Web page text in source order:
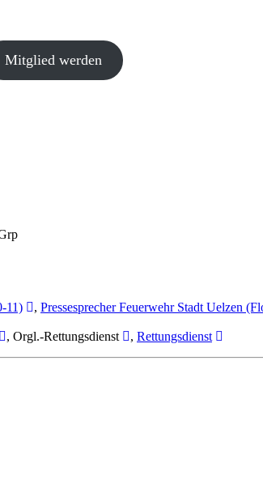
Mitglied werden
11) , Pressesprecher Feuerwehr Stadt Uelzen
, Orgl.-Rettungsdienst , Rettungsdienst